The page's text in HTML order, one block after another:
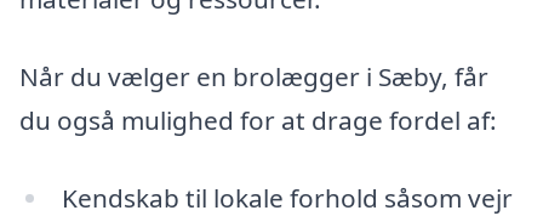
Når du vælger en brolægger i Sæby, får
du også mulighed for at drage fordel af:
Kendskab til lokale forhold såsom vejr